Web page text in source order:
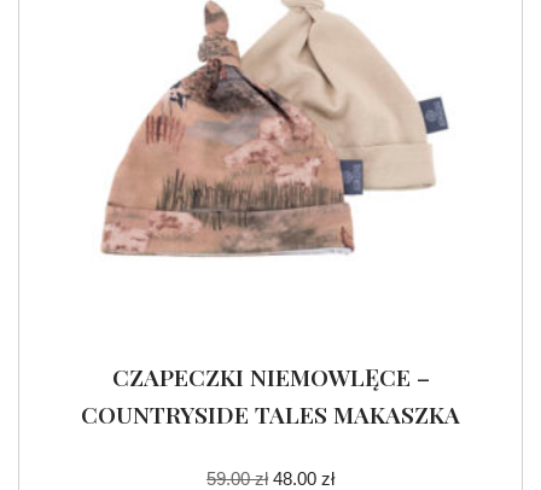
CZAPECZKI NIEMOWLĘCE –
COUNTRYSIDE TALES MAKASZKA
59.00zł 48.00 zł